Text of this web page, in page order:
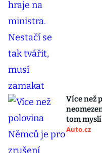
Více než
tom myslí
Auto.cz